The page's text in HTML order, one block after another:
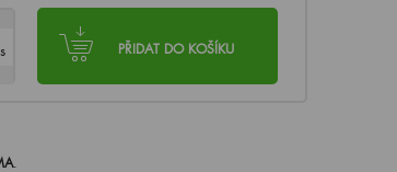
PŘIDAT DO KOŠÍKU
.